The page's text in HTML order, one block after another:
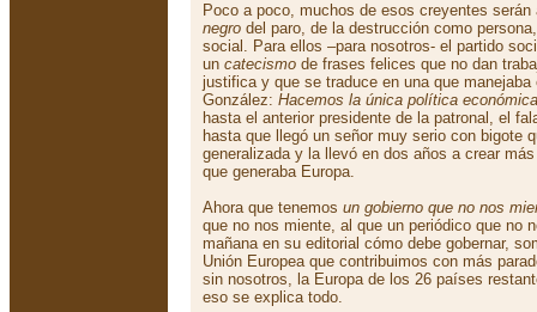
Poco a poco, muchos de esos creyentes
negro del paro, de la destrucción como
social. Para ellos –para nosotros- el partido
un catecismo de frases felices que no dan
justifica y que se traduce en una que manejaba
González: Hacemos la única política
hasta el anterior presidente de la patronal, el
hasta que llegó un señor muy serio con bigote
generalizada y la llevó en dos años a crear
que generaba Europa.
Ahora que tenemos un gobierno que no nos
que no nos miente, al que un periódico que no
mañana en su editorial cómo debe gobernar,
Unión Europea que contribuimos con más
sin nosotros, la Europa de los 26 países
eso se explica todo.